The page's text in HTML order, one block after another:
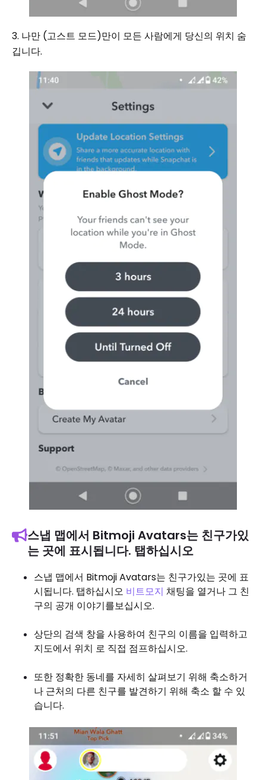
3. 나만 (고스트 모드)만이 모든 사람에게 당신의 위치 ​​숨
깁니다.
스냅 맵에서 Bitmoji Avatars는 친구가있
는 곳에 표시됩니다. 탭하십시오
스냅 맵에서 Bitmoji Avatars는 친구가있는 곳에 표
시됩니다. 탭하십시오 비트모지 채팅을 열거나 그 친
구의 공개 이야기를보십시오.
상단의 검색 창을 사용하여 친구의 이름을 입력하고
지도에서 위치 로 직접 점프하십시오.
또한 정확한 동네를 자세히 살펴보기 위해 축소하거
나 근처의 다른 친구를 발견하기 위해 축소 할 수 있
습니다.